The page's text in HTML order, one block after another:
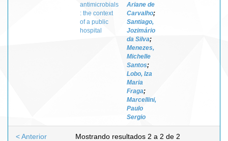
antimicrobials
: the context
of a public
hospital
Ariane de
Carvalho;
Santiago,
Jozimário
da Silva;
Menezes,
Michelle
Santos;
Lobo, Iza
Maria
Fraga;
Marcellini,
Paulo
Sergio
Mostrando resultados 2 a 2 de 2
< Anterior